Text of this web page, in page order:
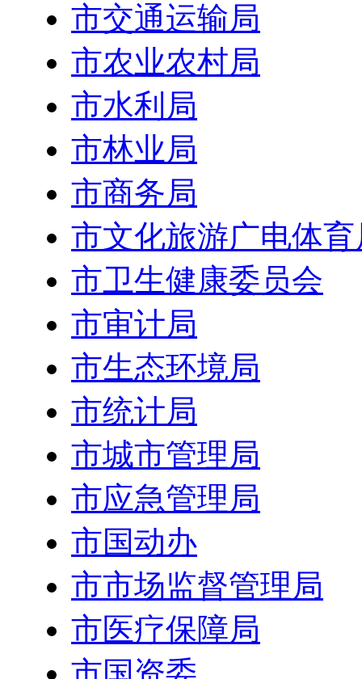
市交通运输局
市农业农村局
市水利局
市林业局
市商务局
市文化旅游广电体育
市卫生健康委员会
市审计局
市生态环境局
市统计局
市城市管理局
市应急管理局
市国动办
市市场监督管理局
市医疗保障局